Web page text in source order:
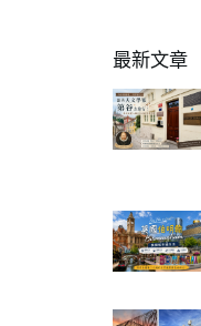
類
最新文章